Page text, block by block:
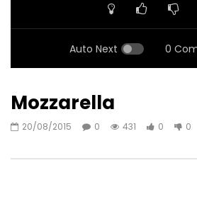
Auto Next 0
Mozzarella
20/08/2015 0 431 0 0